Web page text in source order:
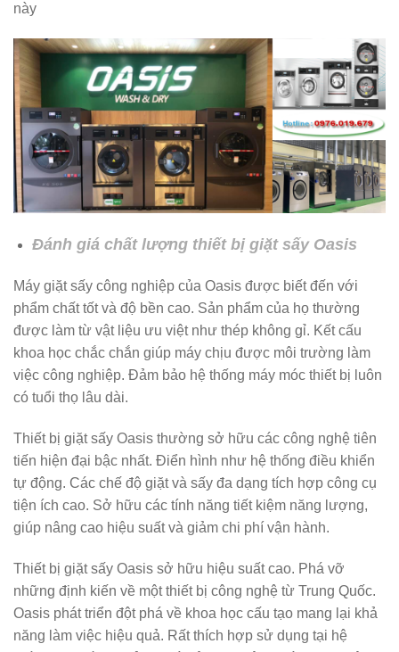
này
Đánh giá chất lượng thiết bị giặt sấy Oasis
Máy giặt sấy công nghiệp của Oasis được biết đến với
phẩm chất tốt và độ bền cao. Sản phẩm của họ thường
được làm từ vật liệu ưu việt như thép không gỉ. Kết cấu
khoa học chắc chắn giúp máy chịu được môi trường làm
việc công nghiệp. Đảm bảo hệ thống máy móc thiết bị luôn
có tuổi thọ lâu dài.
Thiết bị giặt sấy Oasis thường sở hữu các công nghệ tiên
tiến hiện đại bậc nhất. Điển hình như hệ thống điều khiển
tự động. Các chế độ giặt và sấy đa dạng tích hợp công cụ
tiện ích cao. Sở hữu các tính năng tiết kiệm năng lượng,
giúp nâng cao hiệu suất và giảm chi phí vận hành.
Thiết bị giặt sấy Oasis sở hữu hiệu suất cao. Phá vỡ
những định kiến về một thiết bị công nghệ từ Trung Quốc.
Oasis phát triển đột phá về khoa học cấu tạo mang lại khả
năng làm việc hiệu quả. Rất thích hợp sử dụng tại hệ